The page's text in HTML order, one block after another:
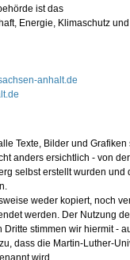
ist das
Energie, Klimaschutz
anhalt.de
Texte, Bilder und Grafiken
anders ersichtlich - von
selbst erstellt wurden und
weder kopiert, noch
werden. Der Nutzung
Dritte stimmen wir hiermit -
dass die Martin-Luther-